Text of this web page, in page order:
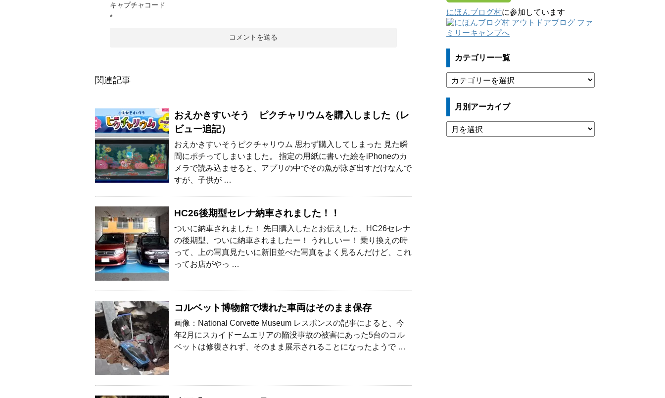
キャプチャコード
*
関連記事
おえかきすいそう ピクチャリウムを購入しました（レ
ビュー追記）
おえかきすいそうピクチャリウム 思わず購入してしまった 見た瞬
間にポチってしまいました。 指定の用紙に書いた絵をiPhoneのカ
メラで読み込ませると、アプリの中でその魚が泳ぎ出すだけなんで
すが、子供が …
HC26後期型セレナ納車されました！！
ついに納車されました！ 先日購入したとお伝えした、HC26セレナ
の後期型、ついに納車されましたー！ うれしいー！ 乗り換えの時
って、上の写真見たいに新旧並べた写真をよく見るんだけど、これ
ってお店がやっ …
コルベット博物館で壊れた車両はそのまま保存
画像：National Corvette Museum レスポンスの記事によると、今
年2月にスカイドームエリアの陥没事故の被害にあった5台のコル
ベットは修復されず、そのまま展示されることになったようで …
にほんブログ村に参加しています
カテゴリー一覧
テ
ゴ
ー
一
覧
月別アーカイブ
月
別